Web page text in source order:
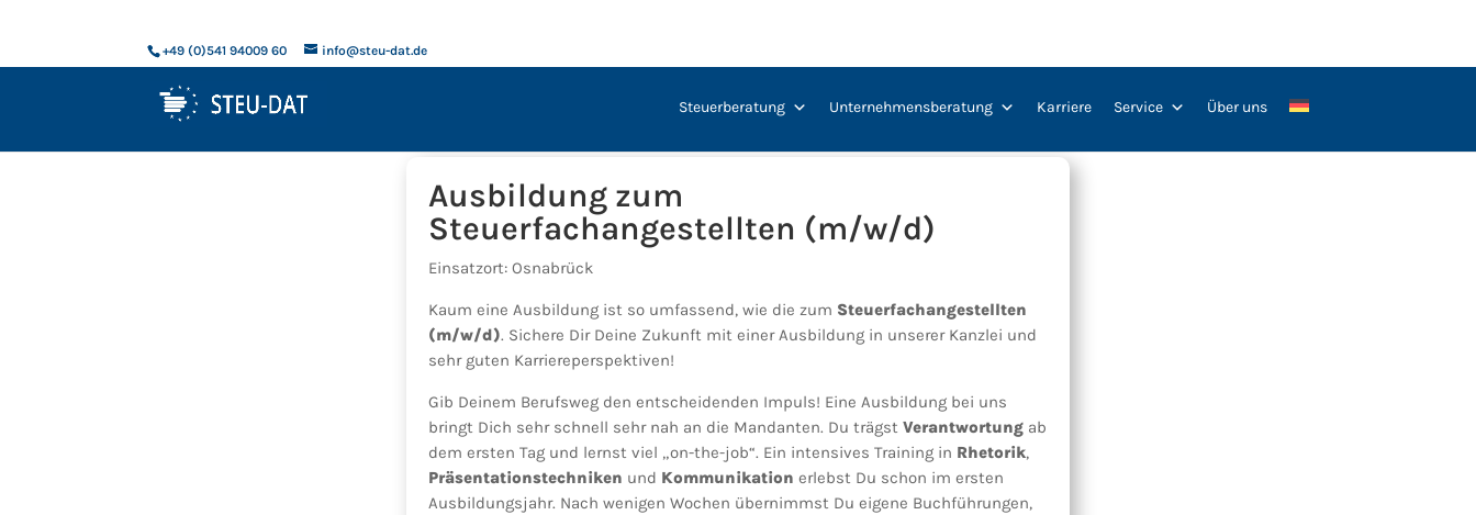
+49 (0)541 94009 60 info@steu-dat.de
Steuerberatung Unternehmensberatung Karriere Service Über uns
Ausbildung zum
Steuerfachangestellten (m/w/d)
Einsatzort: Osnabrück
Kaum eine Ausbildung ist so umfassend, wie die zum Steuerfachangestellten
(m/w/d). Sichere Dir Deine Zukunft mit einer Ausbildung in unserer Kanzlei und
sehr guten Karriereperspektiven!
Gib Deinem Berufsweg den entscheidenden Impuls! Eine Ausbildung bei uns
bringt Dich sehr schnell sehr nah an die Mandanten. Du trägst Verantwortungab
dem ersten Tag und lernst viel „on-the-job“. Ein intensives Training in Rhetorik,
Präsentationstechniken und Kommunikation erlebst Du schon im ersten
Ausbildungsjahr. Nach wenigen Wochen übernimmst Du eigene Buchführungen,